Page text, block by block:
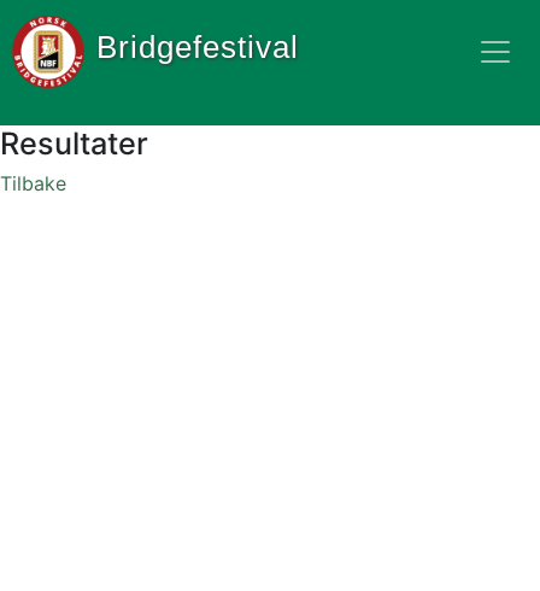
Bridgefestival
Resultater
Tilbake